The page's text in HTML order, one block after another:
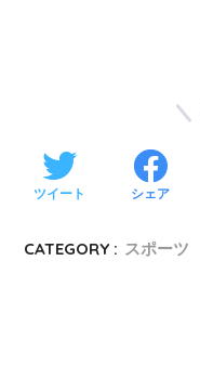
ツイート シェア
CATEGORY : スポーツ